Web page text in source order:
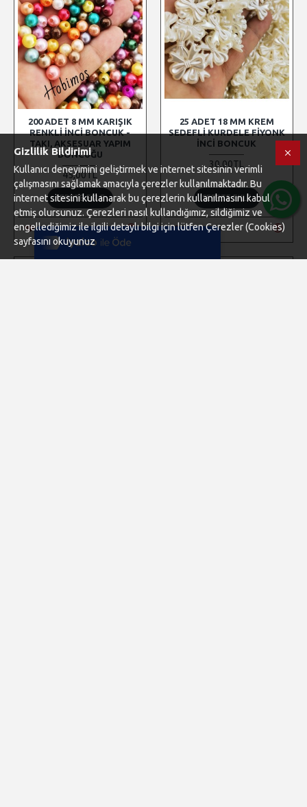
Tek Tıkla Ödeme Kolaylığı
7/24 Canlı Destek
%100 Sorunsuz Alışveriş
200 ADET 8 MM KARIŞIK
RENKLI İNCI BONCUK -
TAKI, AKSESUAR YAPIM
BONCUĞU
45,00TL
SEPETE EKLE
Hemen Al
25 ADET 18 MM KREM
SEDEFLI KURDELE FIYONK
İNCI BONCUK
30,00TL
SEPETE EKLE
Hemen Al
Gizlilik Bildirimi
Kullanıcı deneyimini geliştirmek ve internet sitesinin verimli
çalışmasını sağlamak amacıyla çerezler kullanılmaktadır. Bu
internet sitesini kullanarak bu çerezlerin kullanılmasını kabul
etmiş olursunuz. Çerezleri nasıl kullandığımız, sildiğimiz ve
engellediğimiz ile ilgili detaylı bilgi için lütfen Çerezler (Cookies)
sayfasını okuyunuz